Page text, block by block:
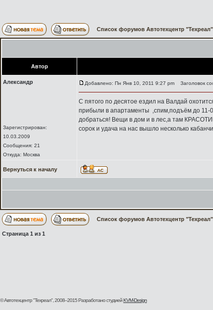
Список форумов Автотехцентр "Техреал"
Автор
Александр
Зарегистрирован:
10.03.2009
Сообщения: 21
Откуда: Москва
Добавлено: Пн Янв 10, 2011 9:27 pm Заголовок
С пятого по десятое ездил на Валдай
прибыли в апартаменты ,спим,подъём до 11-
добраться! Вещи в дом и в лес,а там
сорок и удача на нас вышло несколько
Вернуться к началу
Список форумов Автотехцентр "Техреал"
Страница 1 из 1
© Автотехцентр "Техреал", 2008–2015Разработано студиейKVM-Design